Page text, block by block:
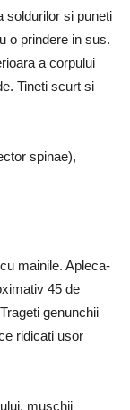
soldurilor si puneti
o prindere in sus.
a corpului
Tineti scurt si
spinae),
mainile. Apleca-
45 de
genunchii
ridicati usor
muschii